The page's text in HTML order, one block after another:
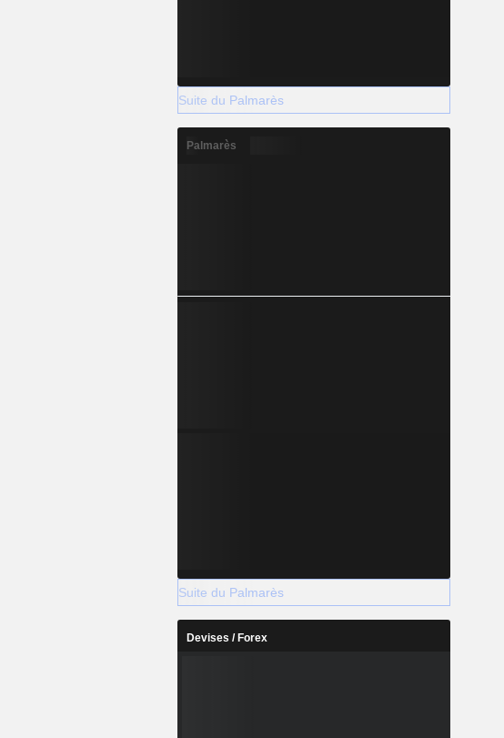
Suite du Palmarès
Palmarès
Suite du Palmarès
Devises / Forex